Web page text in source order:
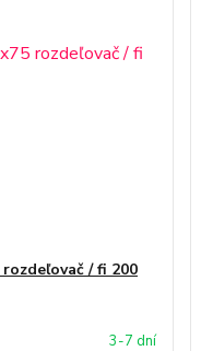
/ fi 200
3-7 dní